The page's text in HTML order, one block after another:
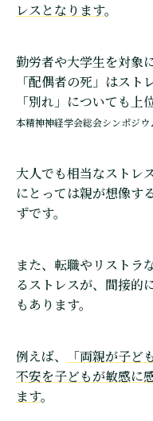
レスとなります。
勤労者や大学生を対象
「配偶者の死」はス
「別れ」についても上
本精神神経学会総会シンポジウ
大人でも相当なストレ
にとっては親が想像す
ずです。
また、転職やリストラ
るストレスが、間接的
もあります。
例えば、
「両親が子
不安を子どもが敏感に
ます。